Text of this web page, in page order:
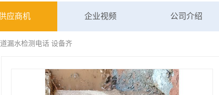
应商机 企业视频 公司介绍
漏水检测电话 设备齐